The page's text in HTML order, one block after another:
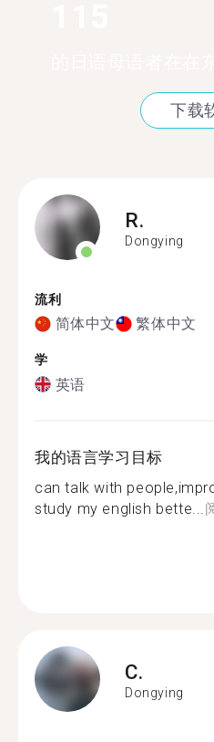
下载
R.
Dongying
流利
简体中文 繁体中文
学
英语
我的语言学习目标
can talk with
study my english bette...
C.
Dongying